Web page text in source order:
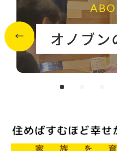
オノブン